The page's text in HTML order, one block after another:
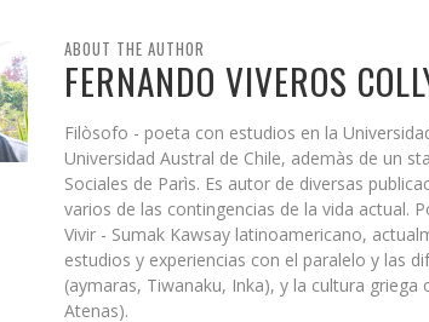
ABOUT THE AUTHOR
FERNANDO VIVEROS
Filòsofo - poeta con estudios en la
Universidad Austral de Chile, ademàs de un
Sociales de Parìs. Es autor de diversas
varios de las contingencias de la vida actual.
Vivir - Sumak Kawsay latinoamericano,
estudios y experiencias con el paralelo y las
(aymaras, Tiwanaku, Inka), y la cultura
Atenas).